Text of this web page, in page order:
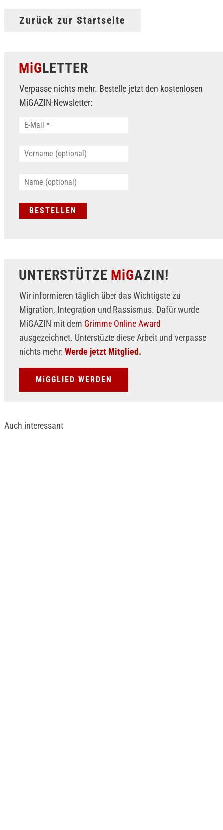
Zurück zur Startseite
MiGLETTER
Verpasse nichts mehr. Bestelle jetzt den kostenlosen
MiGAZIN-Newsletter:
UNTERSTÜTZE MiGAZIN!
Wir informieren täglich über das Wichtigste zu
Migration, Integration und Rassismus. Dafür wurde
MiGAZIN mit dem Grimme Online Award
ausgezeichnet. Unterstüzte diese Arbeit und verpasse
nichts mehr: Werde jetzt Mitglied.
MiGGLIED WERDEN
Auch interessant